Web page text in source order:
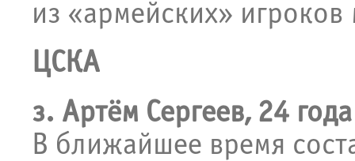
из «армейских»
ЦСКА
з. Артём Сергеев, 24 года
В ближайшее время